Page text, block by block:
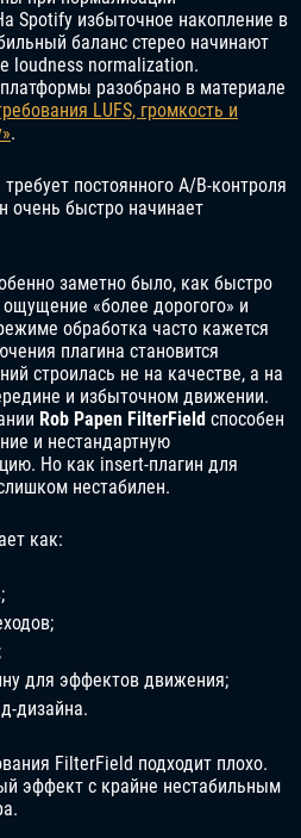
Spotify избыточное накопление в
баланс стерео начинают
loudness normalization.
разобрано в материале
LUFS, громкость и
.
постоянного A/B-контроля
очень быстро начинает
заметно было, как быстро
«более дорогого» и
обработка часто кажется
плагина становится
строилась не на качестве, а на
и избыточном движении.
Rob Papen FilterField способен
и нестандартную
Но как insert-плагин для
нестабилен.
как:
для эффектов движения;
дизайна.
FilterField подходит плохо.
эффект с крайне нестабильным